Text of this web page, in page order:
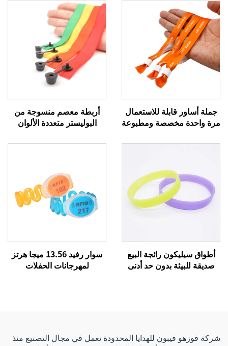
جملة أساور قابلة للاستعمال
مرة واحدة مخصصة ومطبوعة
القماش، سوار ترويجي
أربطة معصم منسوجة من
البوليستر متعددة الألوان
مخصصة بشعار مخصص،
للفعاليات
أطواق سيليكون رائجة البيع
صديقة للبيئة بدون حد أدنى
سوار رفيد 13.56 ميجا هرتز
لمهرجانات الحفلات
شركة فوزهو فيبون للهدايا المحدودة تعمل في مجال التصنيع منذ